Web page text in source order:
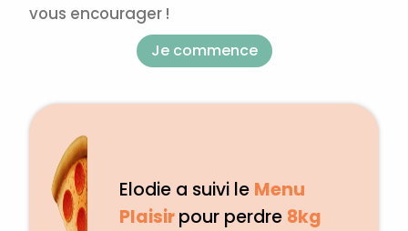
vous encourager !
Je commence
Elodie a suivi le Menu
Plaisirpour perdre 8kg